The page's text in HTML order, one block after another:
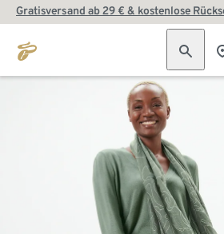
Gratisversand ab 29 € & kostenlose